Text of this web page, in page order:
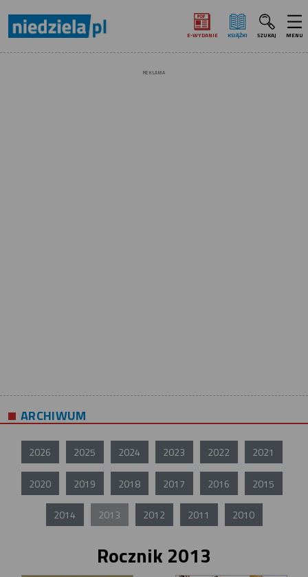
E‑WYDANIE KSIĄŻKI SZUKAJ MENU
REKLAMA
ARCHIWUM
2026 2025 2024 2023 2022 2021
2020 2019 2018 2017 2016 2015
2014 2013 2012 2011 2010
Rocznik 2013